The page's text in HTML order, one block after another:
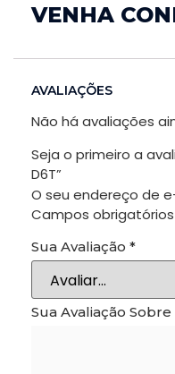
VENHA
AVALIAÇÕES
Não há avaliações
Seja o primeiro a
D6T”
O seu endereço de
Campos
Sua Avaliação *
Sua Avaliação
these
will
disappear
website.
Marketing
Ao compartilhar
seus interesses
comportamento
ao visitar nosso